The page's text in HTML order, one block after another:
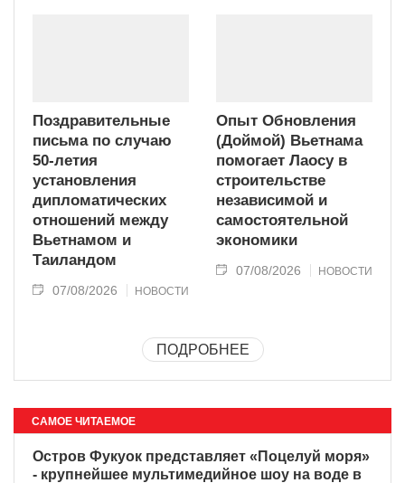
Поздравительные
письма по случаю
50-летия
установления
дипломатических
отношений между
Вьетнамом и
Таиландом
07/08/2026 НОВОСТИ
Опыт Обновления
(Доймой) Вьетнама
помогает Лаосу в
строительстве
независимой и
самостоятельной
экономики
07/08/2026 НОВОСТИ
ПОДРОБНЕЕ
САМОЕ ЧИТАЕМОЕ
Остров Фукуок представляет «Поцелуй моря»
- крупнейшее мультимедийное шоу на воде в